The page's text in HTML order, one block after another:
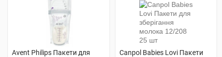
Avent Philips Пакети для
Canpol Babies Lovi Пакети